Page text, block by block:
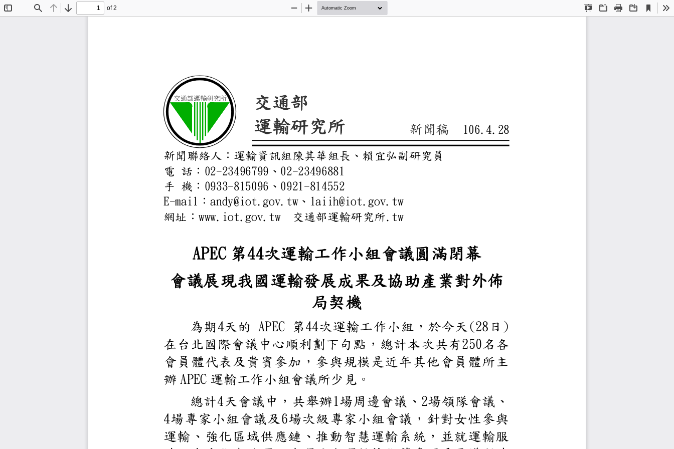
Find Previous
Next
of 2
Presentation
OpenPrint Download
Current
View
Zoom
Zoom
新聞聯絡人：運輸資訊組陳其華組長、賴宜弘副研究員
電 話：02
-23496799
、 02
-23496881
手 機︰0933
-815096
、 0921
-814552
E-mail
： andy@iot.gov.tw
、 laiih@iot.gov.tw
網址：www.iot.gov.tw交通部運輸研究所
.tw
APEC
第44次運輸工作小組會議圓滿閉幕
會議展現我國運輸發展成果及協助產業對外
局契機
為期
4天的APEC
第44次運輸工作小組，於
今天(28
日 )
在台北國際會議中心順利劃下句點，總計本次共有
250
名各
會員體代表及貴賓參加，參與規模是近年其他會員體
辦 APEC運輸工作小組會議所少見。
總計
4天會議中，共舉辦
1場周邊會議、
2場領隊會議、
4場專家小組會議及
6場次級專家小組會議，針對女性參與
運輸、強化區域供應鏈、推動智慧運輸系統，並就運
交通部運輸研究所交通部
運輸研究所
新聞稿106.4.2
8